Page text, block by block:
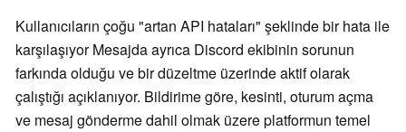
Kullanıcıların çoğu "artan API hataları" şeklinde bir hata ile
karşılaşıyor Mesajda ayrıca Discord ekibinin sorunun
farkında olduğu ve bir düzeltme üzerinde aktif olarak
çalıştığı açıklanıyor. Bildirime göre, kesinti, oturum açma
ve mesaj gönderme dahil olmak üzere platformun temel